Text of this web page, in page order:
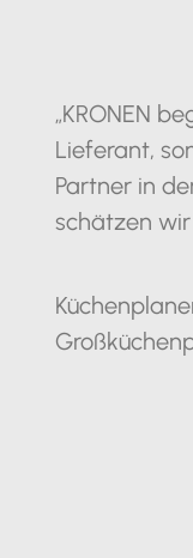
„KRONEN
Lieferant,
Partner in
schätzen wir